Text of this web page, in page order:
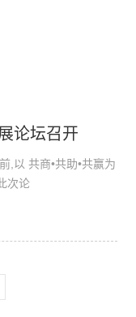
论坛召开
,以 共商•共助•共赢为
次论